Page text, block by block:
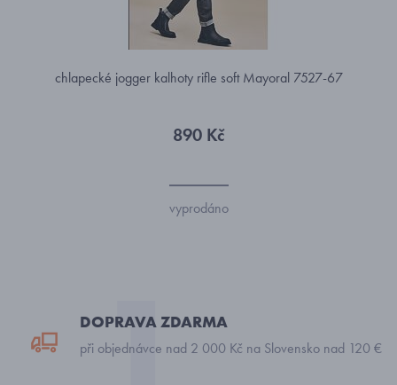
chlapecké jogger kalhoty rifle soft Mayoral 7527-67
890 Kč
vyprodáno
DOPRAVA ZDARMA
při objednávce nad 2 000 Kč na Slovensko nad 120 €